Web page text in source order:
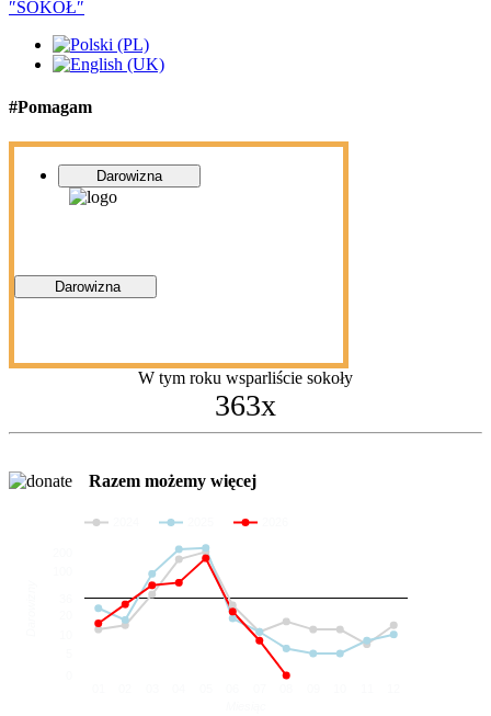
#Pomagam
Darowizna
Darowizna
W tym roku wsparliście sokoły
363x
Razem możemy więcej